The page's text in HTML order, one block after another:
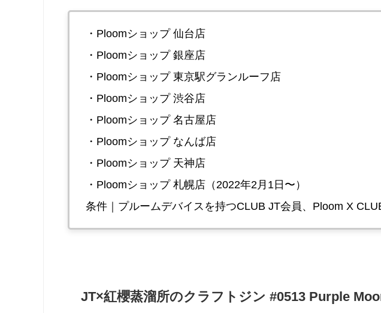
・Ploomショップ 仙台店
・Ploomショップ 銀座店
・Ploomショップ 東京駅グランルーフ店
・Ploomショップ 渋谷店
・Ploomショップ 名古屋店
・Ploomショップ なんば店
・Ploomショップ 天神店
・Ploomショップ 札幌店（2022年2月1日〜）
条件｜プルームデバイスを持つCLUB JT会員、Ploom X
JT×紅櫻蒸溜所のクラフトジン #0513 Purple